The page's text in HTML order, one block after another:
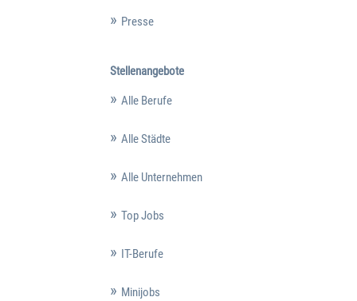
Presse
Stellenangebote
Alle Berufe
Alle Städte
Alle Unternehmen
Top Jobs
IT-Berufe
Minijobs